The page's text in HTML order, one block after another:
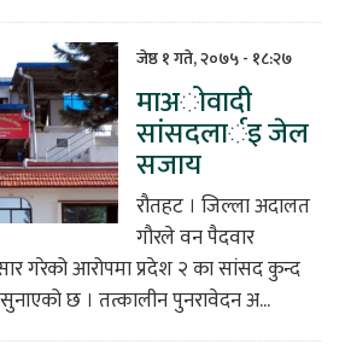
जेष्ठ १ गते, २०७५ - १८:२७
माअोवादी
सांसदलार्इ जेल
सजाय
रौतहट । जिल्ला अदालत
गौरले वन पैदवार
गरेको आरोपमा प्रदेश २ का सांसद कुन्द
छ । तत्कालीन पुनरावेदन अ...